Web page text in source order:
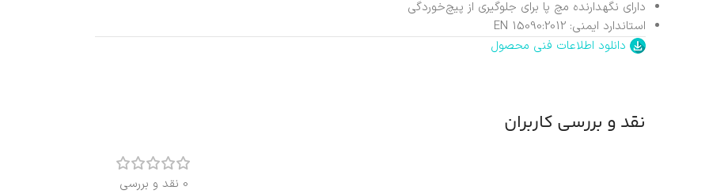
دارای نگهدارنده مچ پا برای جلوگیری از پیچ‌خوردگی
استاندارد ایمنی: EN 15090:2012
دانلود اطلاعات فنی محصول
نقد و بررسی کاربران
0 نقد و بررسی